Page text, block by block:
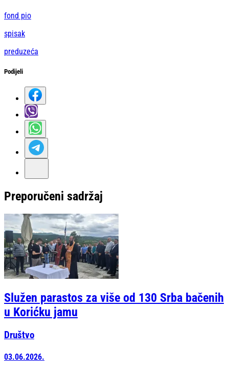
fond pio
spisak
preduzeća
Podijeli
Preporučeni sadržaj
Služen parastos za više od 130 Srba bačenih
u Korićku jamu
Društvo
03.06.2026.